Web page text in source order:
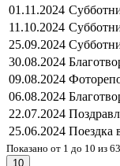
01.11.2024
11.10.2024
25.09.2024
30.08.2024
09.08.2024
06.08.2024
22.07.2024
25.06.2024 Поездка
Показано от 1 до 10 из
10